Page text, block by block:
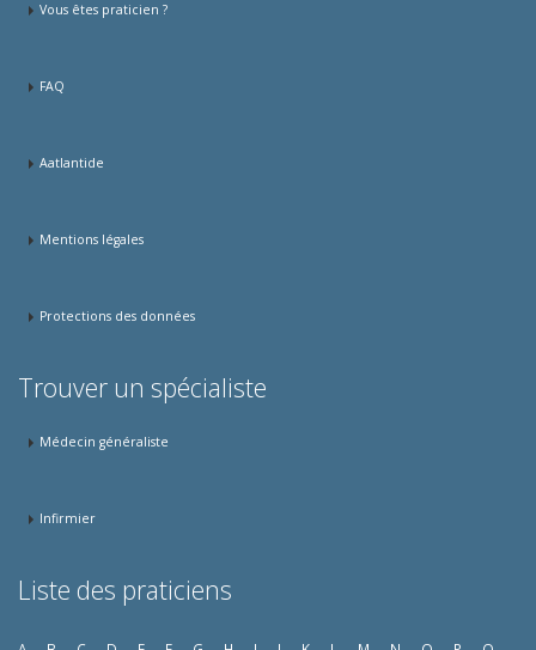
Vous êtes praticien ?
FAQ
Aatlantide
Mentions légales
Protections des données
Trouver un spécialiste
Médecin généraliste
Infirmier
Liste des praticiens